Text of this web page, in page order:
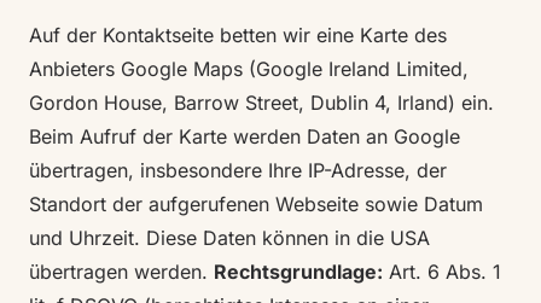
Auf der Kontaktseite betten wir eine Karte des
Anbieters Google Maps (Google Ireland Limited,
Gordon House, Barrow Street, Dublin 4, Irland) ein.
Beim Aufruf der Karte werden Daten an Google
übertragen, insbesondere Ihre IP-Adresse, der
Standort der aufgerufenen Webseite sowie Datum
und Uhrzeit. Diese Daten können in die USA
übertragen werden. Rechtsgrundlage: Art. 6 Abs. 1